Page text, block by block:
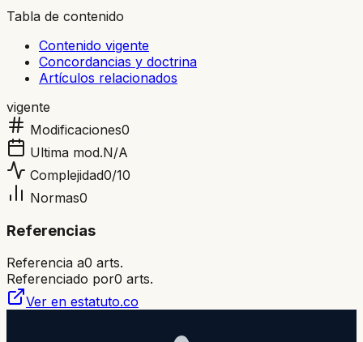
Tabla de contenido
Contenido vigente
Concordancias y doctrina
Artículos relacionados
vigente
Modificaciones0
Ultima mod.N/A
Complejidad0/10
Normas0
Referencias
Referencia a0 arts.
Referenciado por0 arts.
Ver en estatuto.co